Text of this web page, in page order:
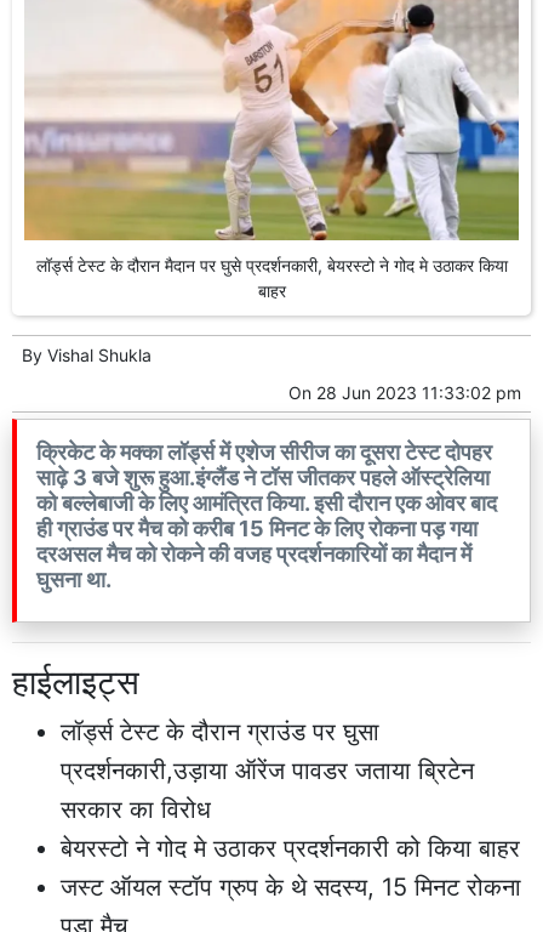
लॉर्ड्स टेस्ट के दौरान मैदान पर घुसे प्रदर्शनकारी, बेयरस्टो ने गोद मे उठाकर किया
बाहर
By Vishal Shukla
On 28 Jun 2023 11:33:02 pm
क्रिकेट के मक्का लॉर्ड्स में एशेज सीरीज का दूसरा टेस्ट दोपहर
साढ़े 3 बजे शुरू हुआ.इंग्लैंड ने टॉस जीतकर पहले ऑस्ट्रेलिया
को बल्लेबाजी के लिए आमंत्रित किया. इसी दौरान एक ओवर बाद
ही ग्राउंड पर मैच को करीब 15 मिनट के लिए रोकना पड़ गया
दरअसल मैच को रोकने की वजह प्रदर्शनकारियों का मैदान में
घुसना था.
हाईलाइट्स
लॉर्ड्स टेस्ट के दौरान ग्राउंड पर घुसा
प्रदर्शनकारी,उड़ाया ऑरेंज पावडर जताया ब्रिटेन
सरकार का विरोध
बेयरस्टो ने गोद मे उठाकर प्रदर्शनकारी को किया बाहर
जस्ट ऑयल स्टॉप ग्रुप के थे सदस्य, 15 मिनट रोकना
पड़ा मैच